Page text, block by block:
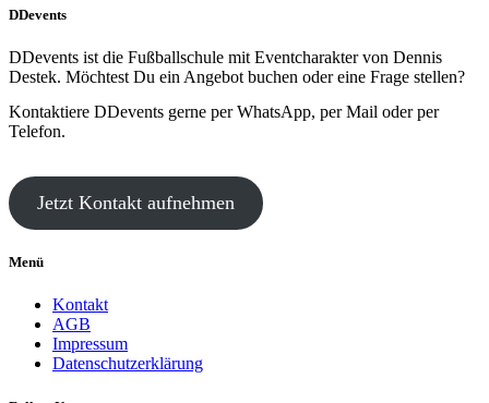
DDevents
DDevents ist die Fußballschule mit Eventcharakter von Dennis
Destek. Möchtest Du ein Angebot buchen oder eine Frage stellen?
Kontaktiere DDevents gerne per WhatsApp, per Mail oder per
Telefon.
Jetzt Kontakt aufnehmen
Menü
Kontakt
AGB
Impressum
Datenschutzerklärung